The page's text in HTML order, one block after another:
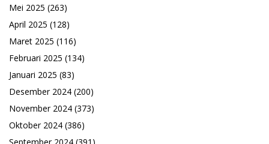
Mei 2025 (263)
April 2025 (128)
Maret 2025 (116)
Februari 2025 (134)
Januari 2025 (83)
Desember 2024 (200)
November 2024 (373)
Oktober 2024 (386)